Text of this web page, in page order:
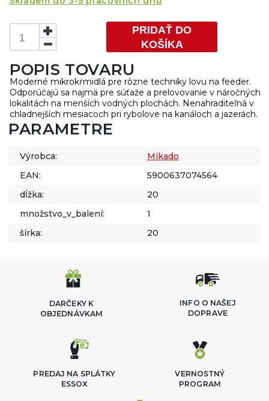
PRIDAŤ DO
KOŠÍKA
POPIS TOVARU
Moderné mikrokŕmidlá pre rôzne techniky lovu na feeder.
Odporúčajú sa najmä pre súťaže a prelovovanie v náročných
lokalitách na menších vodných plochách. Nenahraditeľná v
chladnejších mesiacoch pri rybolove na kanáloch a jazerách.
PARAMETRE
Výrobca:
Mikado
EAN:
5900637074564
dĺžka:
20
množstvo_v_balení:
1
šírka:
20
DARČEKY K
OBJEDNÁVKAM
INFO O NAŠEJ
DOPRAVE
VERNOSTNÝ
PROGRAM
PREDAJ NA SPLÁTKY
ESSOX